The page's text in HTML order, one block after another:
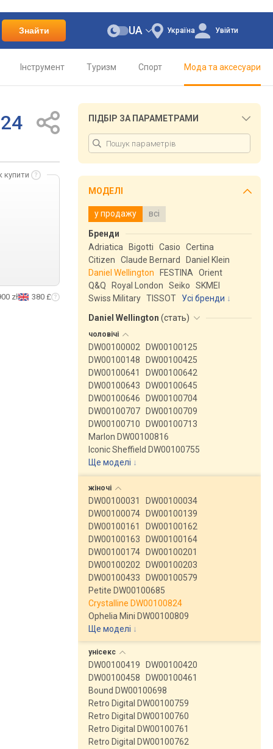
Знайти Україна
UA Увійти
Інструмент Туризм Спорт Мода та аксесуари
купити
zł 380 £
ПІДБІР ЗА ПАРАМЕТРАМИ
МОДЕЛІ
у продажу всі
Бренди
Adriatica
Bigotti Casio
Certina
Citizen
Claude Bernard
Daniel Klein
Daniel Wellington
FESTINA
Orient
Q&Q
Royal London Seiko
SKMEI
Swiss Military TISSOT
Усі бренди
Daniel Wellington (стать)
чоловічі
DW00100002
DW00100125
DW00100148
DW00100425
DW00100641
DW00100642
DW00100643
DW00100645
DW00100646
DW00100704
DW00100707
DW00100709
DW00100710
DW00100713
Marlon DW00100816
Iconic Sheffield DW00100755
Ще моделі ↓
жіночі
DW00100031
DW00100034
DW00100074
DW00100139
DW00100161
DW00100162
DW00100163
DW00100164
DW00100174
DW00100201
DW00100202
DW00100203
DW00100433
DW00100579
Petite DW00100685
Crystalline DW00100824
Ophelia Mini DW00100809
Ще моделі ↓
унісекс
DW00100419
DW00100420
DW00100458
DW00100461
Bound DW00100698
Retro Digital DW00100759
Retro Digital DW00100760
Retro Digital DW00100761
Retro Digital DW00100762